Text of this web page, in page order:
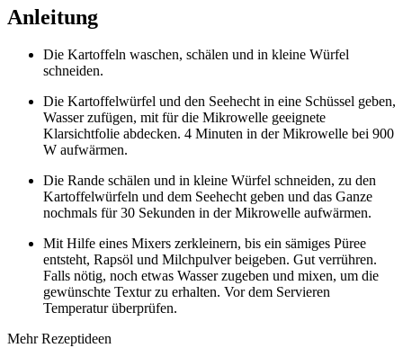
Anleitung
Die Kartoffeln waschen, schälen und in kleine Würfel
schneiden.
Die Kartoffelwürfel und den Seehecht in eine Schüssel geben,
Wasser zufügen, mit für die Mikrowelle geeignete
Klarsichtfolie abdecken. 4 Minuten in der Mikrowelle bei 900
W aufwärmen.
Die Rande schälen und in kleine Würfel schneiden, zu den
Kartoffelwürfeln und dem Seehecht geben und das Ganze
nochmals für 30 Sekunden in der Mikrowelle aufwärmen.
Mit Hilfe eines Mixers zerkleinern, bis ein sämiges Püree
entsteht, Rapsöl und Milchpulver beigeben. Gut verrühren.
Falls nötig, noch etwas Wasser zugeben und mixen, um die
gewünschte Textur zu erhalten. Vor dem Servieren
Temperatur überprüfen.
Mehr Rezeptideen